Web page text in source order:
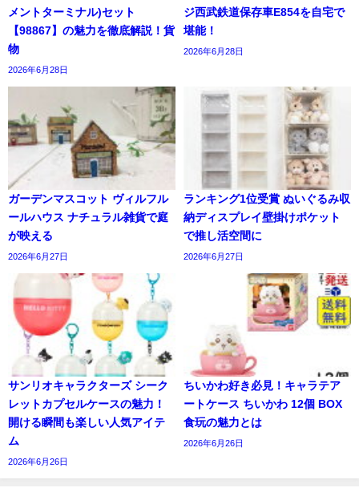
メントターミナル)セット
【98867】の魅力を徹底解説！貨
物
2026年6月28日
ジ西武鉄道保存車E854を自宅で
堪能！
2026年6月28日
ガーデンマスコット ヴィルフル
ールハウス ナチュラル雑貨で庭
が映える
2026年6月27日
ランキング1位受賞 ぬいぐるみ収
納ディスプレイ壁掛けポケット
で推し活空間に
2026年6月27日
サンリオキャラクターズ シーク
レットカプセルケースの魅力！
開ける瞬間も楽しい人気アイテ
ム
2026年6月26日
ちいかわ好き必見！キャラテア
ートケース ちいかわ 12個 BOX
食玩の魅力とは
2026年6月26日